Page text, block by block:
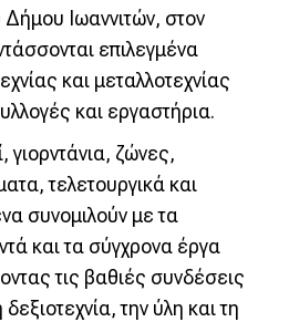
Δήμου Ιωαννιτών, στον
επιλεγμένα
και μεταλλοτεχνίας
και εργαστήρια.
γιορντάνια, ζώνες,
τελετουργικά και
συνομιλούν με τα
και τα σύγχρονα έργα
τις βαθιές συνδέσεις
την ύλη και τη